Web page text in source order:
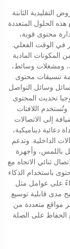
التقليدية الثابتة
هذه الحلول المتعددة
محتوى قوية،
في الوقت الفعلي.
المكونات المادية
ومشغلات وسائط،
تنسيقات محتوى
وسائل التواصل
تحديث المحتوى
وتُستخدم اللافتات
إلى الاتصالات
دعائية ديناميكية،
الداخلية. وتدعم
باللمس، وأجهزة
ثنائي الاتجاه مع
باستخدام الذكاء
على عوامل مثل
مدى قابلية توسيع
مواقع متعددة من
على الصلة